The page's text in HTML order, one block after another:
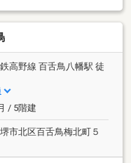
高野線 百舌鳥八幡駅 徒
/ 5階建
市北区百舌鳥梅北町５